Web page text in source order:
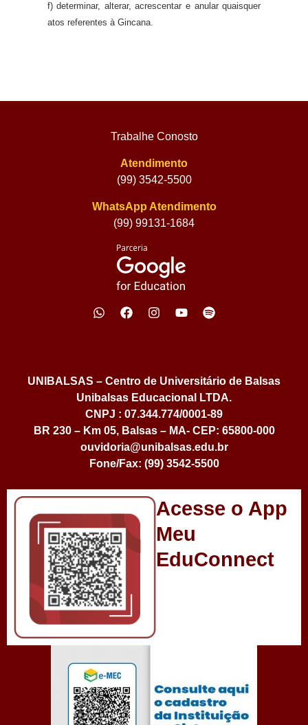
f) determinar, alterar, acrescentar e anular quaisquer
atos referentes à Gincana.
Trabalhe Conosto
Atendimento
(99) 3542-5500
WhatsApp Atendimento
(99) 99131-1684
UNIBALSAS – Centro de Universitário de Balsas
Unibalsas Educacional LTDA.
CNPJ : 07.344.774/0001-89
BR 230 – Km 05, Balsas – MA- CEP: 65800-000
ouvidoria@unibalsas.edu.br
Fone/Fax: (99) 3542-5500
Acesse o App
Meu
EduConnect